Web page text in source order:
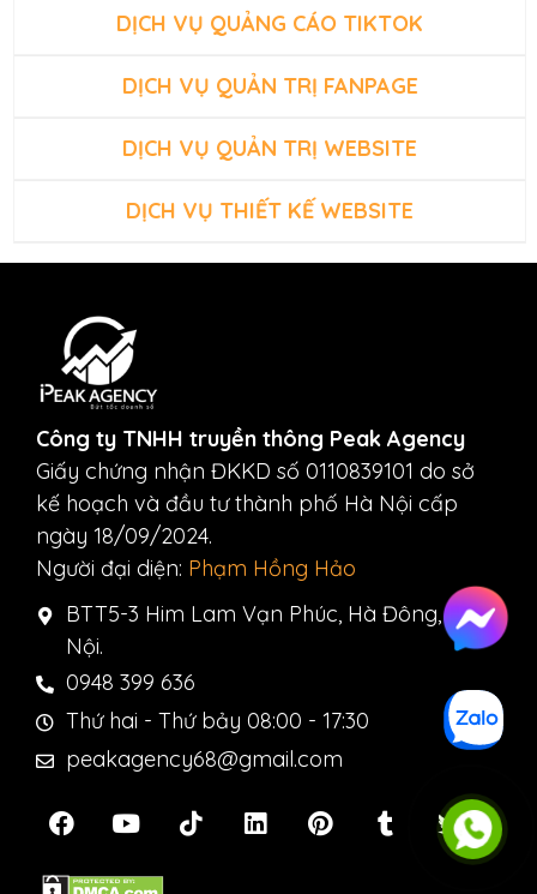
DỊCH VỤ QUẢNG CÁO TIKTOK
DỊCH VỤ QUẢN TRỊ FANPAGE
DỊCH VỤ QUẢN TRỊ WEBSITE
DỊCH VỤ THIẾT KẾ WEBSITE
Công ty TNHH truyền thông Peak Agency
Giấy chứng nhận ĐKKD số 0110839101 do sở
kế hoạch và đầu tư thành phố Hà Nội cấp
ngày 18/09/2024.
Người đại diện: Phạm Hồng Hảo
BTT5-3 Him Lam Vạn Phúc, Hà Đông, Hà
Nội.
0948 399 636
Thứ hai - Thứ bảy 08:00 - 17:30
peakagency68@gmail.com